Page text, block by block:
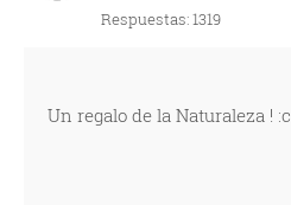
Respuestas: 1319
Un regalo de la Naturaleza ! :c